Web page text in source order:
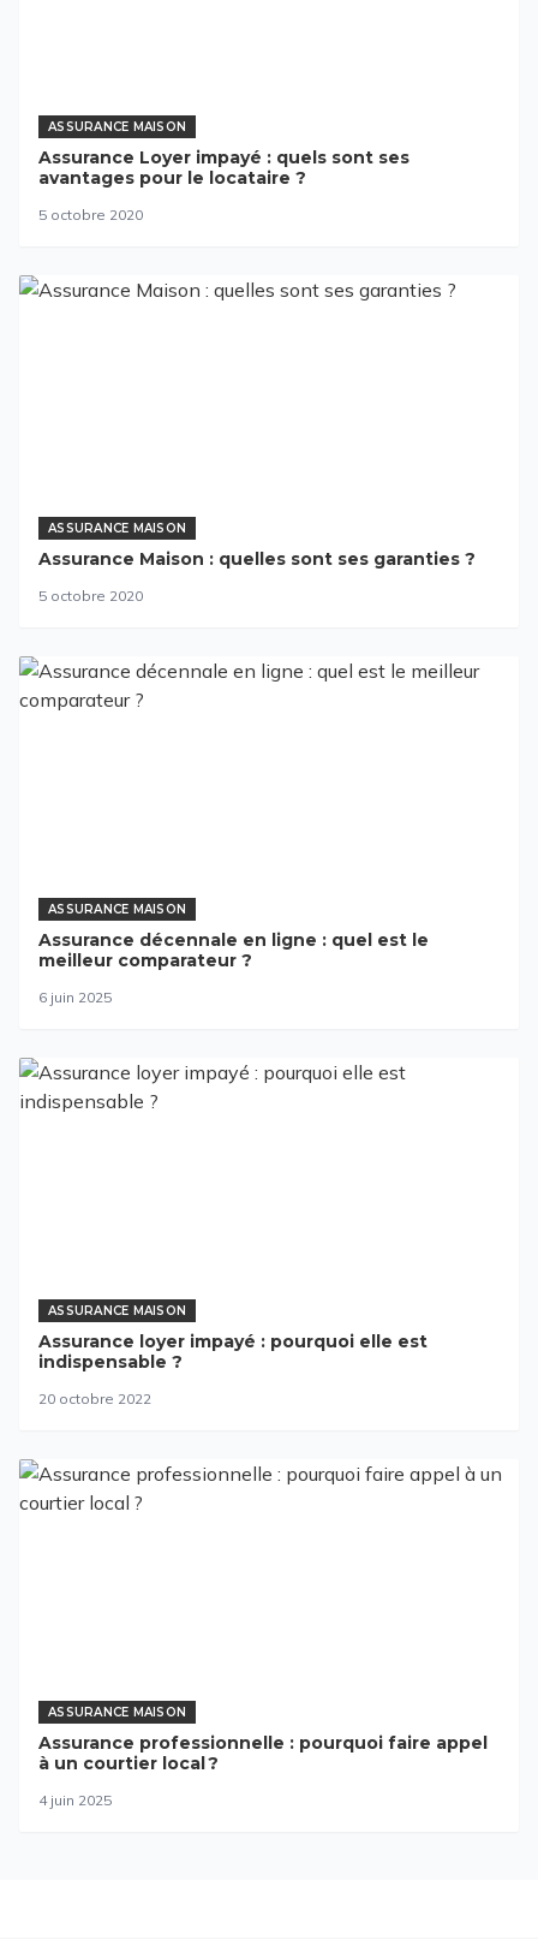
ASSURANCE MAISON
Assurance Loyer impayé : quels sont ses
avantages pour le locataire ?
5 octobre 2020
ASSURANCE MAISON
Assurance Maison : quelles sont ses garanties ?
5 octobre 2020
ASSURANCE MAISON
Assurance décennale en ligne : quel est le
meilleur comparateur ?
6 juin 2025
ASSURANCE MAISON
Assurance loyer impayé : pourquoi elle est
indispensable ?
20 octobre 2022
ASSURANCE MAISON
Assurance professionnelle : pourquoi faire appel
à un courtier local ?
4 juin 2025